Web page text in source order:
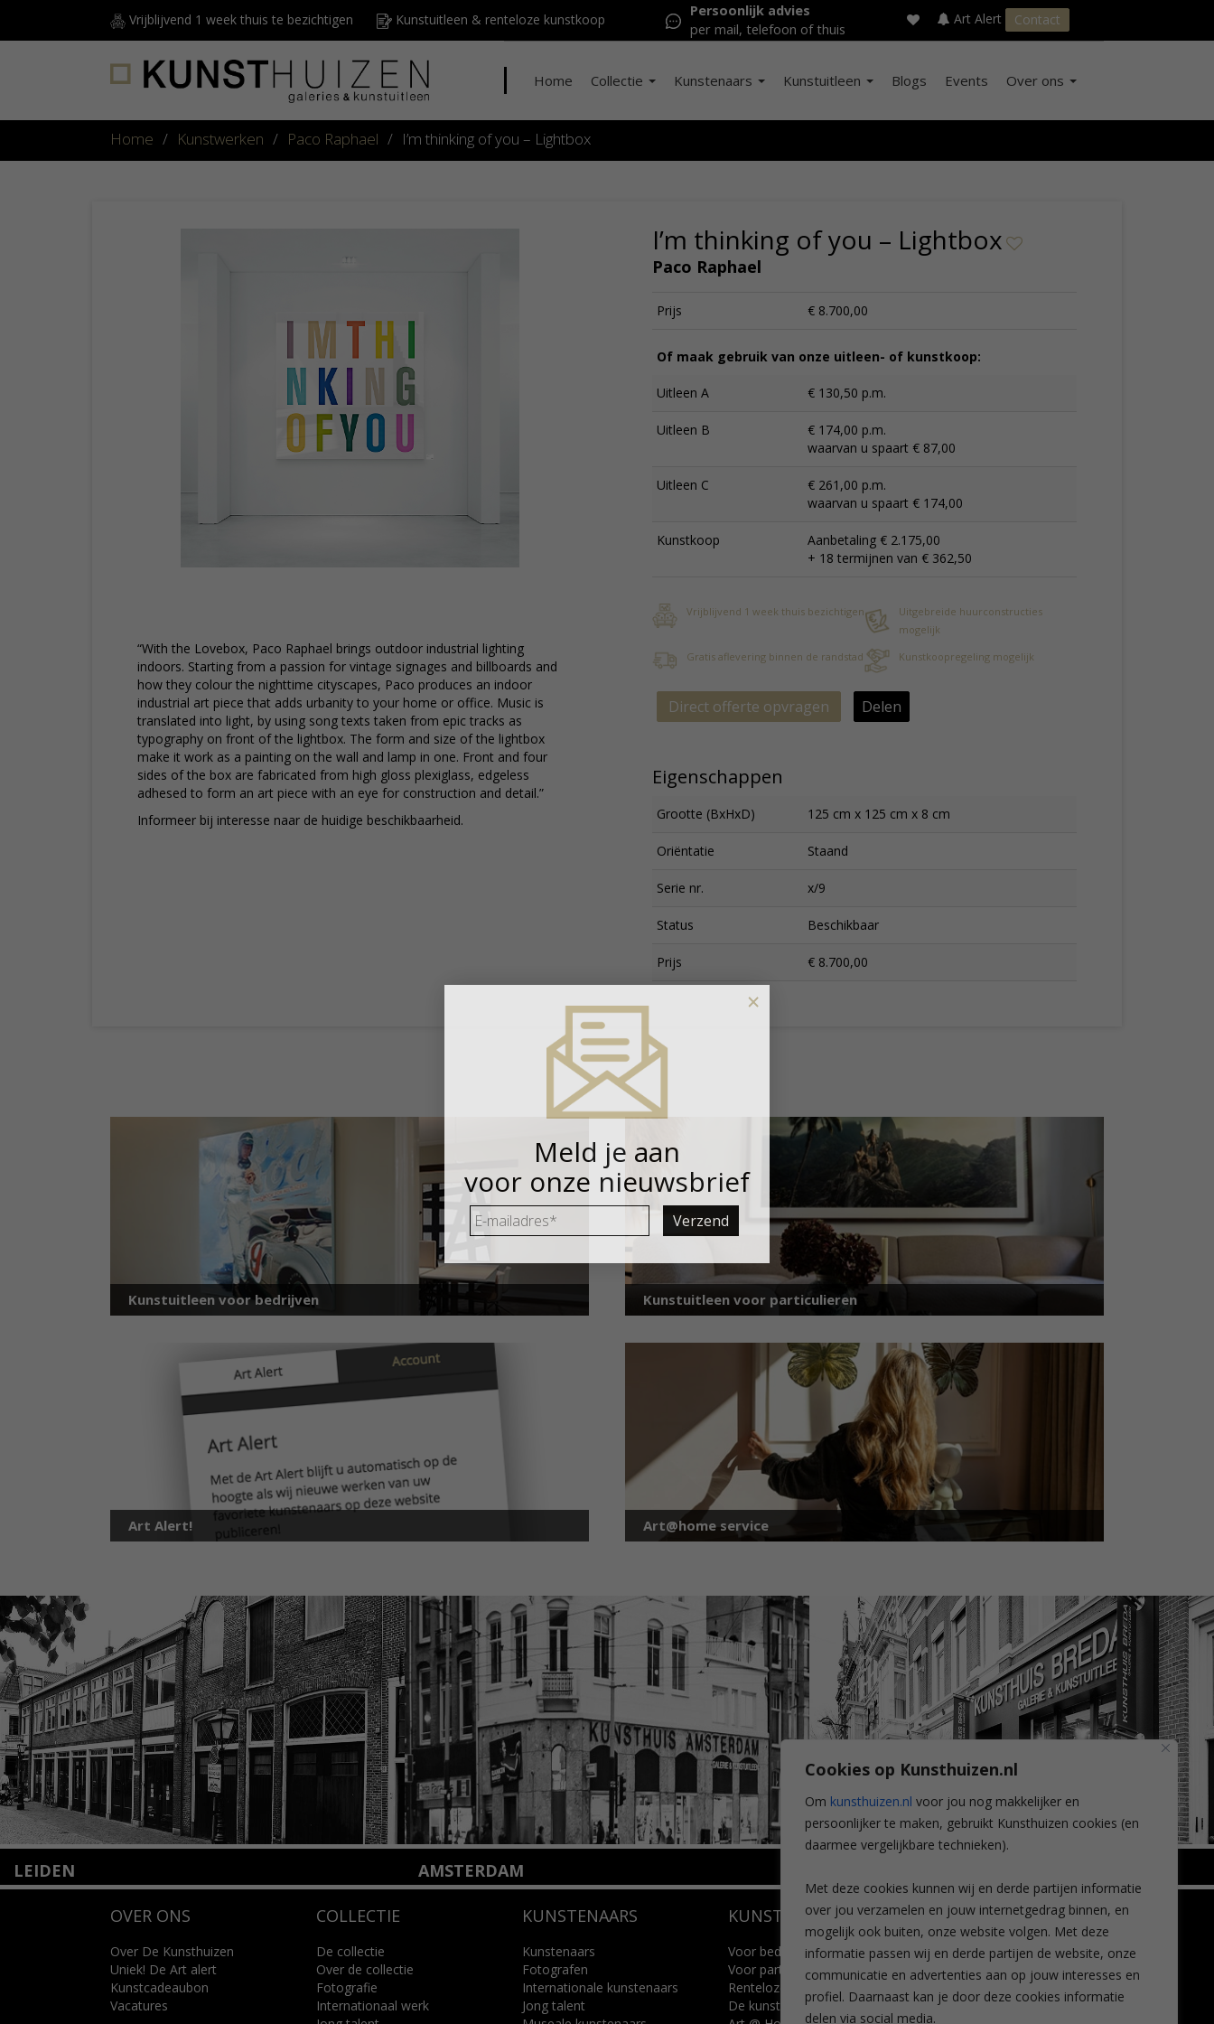
Cookies op Kunsthuizen.nl
Om kunsthuizen.nl voor jou nog makkelijker en
persoonlijker te maken, gebruikt Kunsthuizen cookies (en
daarmee vergelijkbare technieken).
Met deze cookies kunnen wij en derde partijen informatie
over jou verzamelen en jouw internetgedrag binnen, en
mogelijk ook buiten, onze website volgen. Met deze
informatie passen wij en derde partijen de website, onze
communicatie en advertenties aan op jouw interesses en
profiel. Daarnaast kan je door deze cookies informatie
delen via social media.
Vrijblijvend 1 week thuis te bezichtigen Kunstuitleen & renteloze kunstkoop
Persoonlijk advies
per mail, telefoon of thuis
Art Alert Contact
Home Collectie Kunstenaars Kunstuitleen Blogs Events Over ons
Home / Kunstwerken / Paco Raphael / I’m thinking of you – Lightbox
“With the Lovebox, Paco Raphael brings outdoor industrial lighting
indoors. Starting from a passion for vintage signages and billboards and
how they colour the nighttime cityscapes, Paco produces an indoor
industrial art piece that adds urbanity to your home or office. Music is
translated into light, by using song texts taken from epic tracks as
typography on front of the lightbox. The form and size of the lightbox
make it work as a painting on the wall and lamp in one. Front and four
sides of the box are fabricated from high gloss plexiglass, edgeless
adhesed to form an art piece with an eye for construction and detail.”
Informeer bij interesse naar de huidige beschikbaarheid.
I’m thinking of you – Lightbox
Paco Raphael
Prijs € 8.700,00
Of maak gebruik van onze uitleen- of kunstkoop:
Uitleen A € 130,50 p.m.
Uitleen B
€ 174,00 p.m.
waarvan u spaart € 87,00
Uitleen C
€ 261,00 p.m.
waarvan u spaart € 174,00
Kunstkoop
Aanbetaling € 2.175,00
+ 18 termijnen van € 362,50
Vrijblijvend 1 week thuis bezichtigen
Uitgebreide huurconstructies
mogelijk
Gratis aflevering binnen de randstad
Kunstkoopregeling mogelijk
Direct offerte opvragen Delen
Eigenschappen
Grootte (BxHxD) 125 cm x 125 cm x 8 cm
Oriëntatie Staand
Serie nr. x/9
Status Beschikbaar
Prijs € 8.700,00
Kunstuitleen voor bedrijven Kunstuitleen voor particulieren
Art Alert! Art@home service
LEIDEN
info@kunsthuisleiden.nl
AMSTERDAM
1075 VX Amsterdam
info@kunsthuisamsterdam.nl
Lees meer
Wilhelminastraat 11
4818 SB Breda
+31 (0)76 5221309
info@kunsthuisbreda.nl
Lees meer
OVER ONS
Over De Kunsthuizen
Uniek! De Art alert
Kunstcadeaubon
Vacatures
COLLECTIE
De collectie
Over de collectie
Fotografie
Internationaal werk
KUNSTENAARS
Kunstenaars
Fotografen
Internationale kunstenaars
Jong talent
KUNSTUITLEEN
Voor bedrijven
Voor particulieren
Renteloze kunstkoop
De kunstcadeaubon
CONTACT
Contact
Leiden
Amsterdam
Breda
Meld je aan
voor onze nieuwsbrief
E-
mailadres *
×